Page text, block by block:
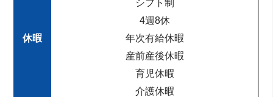
休暇
シフト制
4週8休
年次有給休暇
産前産後休暇
育児休暇
介護休暇